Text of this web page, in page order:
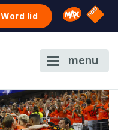
Word lid Omroep
NPO
menu